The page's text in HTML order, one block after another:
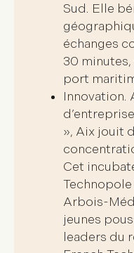
Sud. Elle
échanges
30
port
Innovation.
», Aix jouit
Cet
Technopole
Arbois-
jeunes
leaders du